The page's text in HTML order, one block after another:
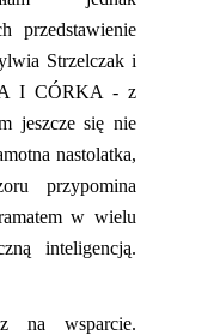
przedstawienie
Strzelczak i
I CÓRKA - z
jeszcze się nie
nastolatka,
przypomina
w wielu
inteligencją.
na wsparcie.